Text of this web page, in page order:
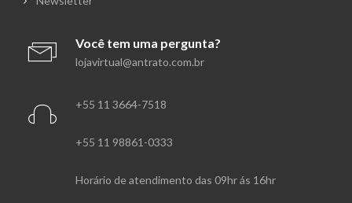
Você tem uma pergunta?
lojavirtual@antrato.com.br
+55 11 3664-7518
+55 11 98861-0333
Horário de atendimento das 09hr ás 16hr